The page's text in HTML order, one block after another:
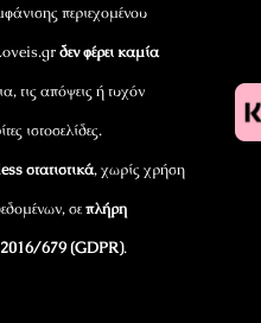
περιεχομένου
δεν φέρει καμία
τις απόψεις ή τυχόν
ιστοσελίδες.
στατιστικά, χωρίς χρήση
σεπλήρη
679 (GDPR).